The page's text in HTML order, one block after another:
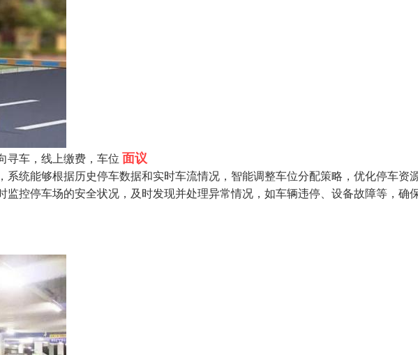
寻车，线上缴费，车位 面议
统能够根据历史停车数据和实时车流情况，智能调整车位分配策略，优化停车资
控停车场的安全状况，及时发现并处理异常情况，如车辆违停、设备故障等，确